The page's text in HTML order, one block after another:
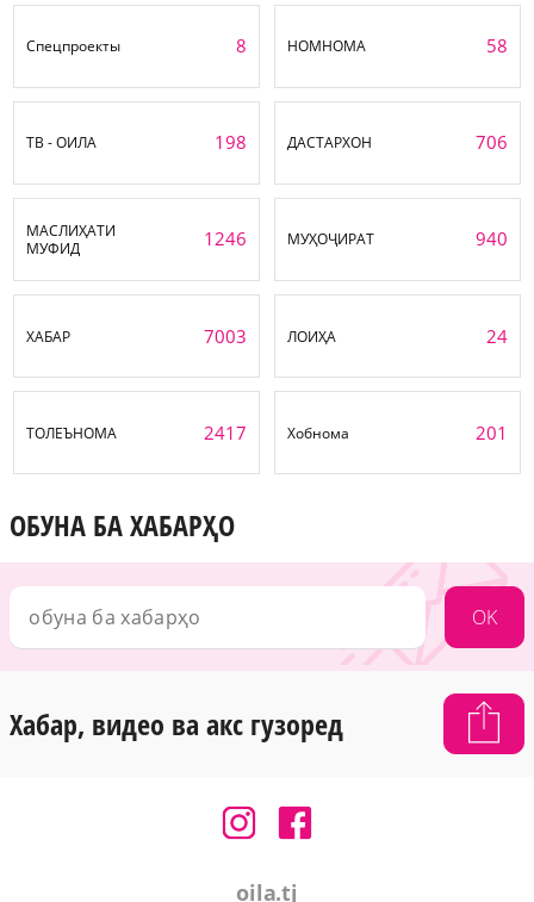
Спецпроекты 8 НОМНОМА 58
ТВ - ОИЛА 198 ДАСТАРХОН 706
МАСЛИҲАТИ
МУФИД
1246 МУҲОҶИРАТ 940
ХАБАР 7003 ЛОИҲА 24
ТОЛЕЪНОМА 2417 Хобнома 201
ОБУНА БА ХАБАРҲО
OK
Хабар, видео ва акс гузоред
oila.tj